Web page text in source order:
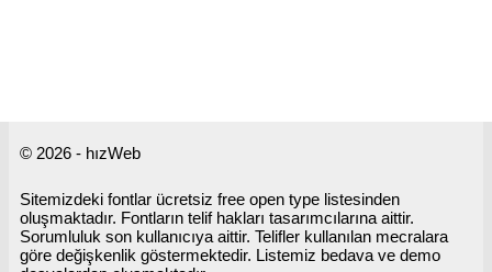
© 2026 - hızWeb
Sitemizdeki fontlar ücretsiz free open type listesinden
oluşmaktadır. Fontların telif hakları tasarımcılarına aittir.
Sorumluluk son kullanıcıya aittir. Telifler kullanılan mecralara
göre değişkenlik göstermektedir. Listemiz bedava ve demo